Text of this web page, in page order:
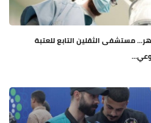
خلال أشهر... مستشفى الثقلين التابع للعتبة